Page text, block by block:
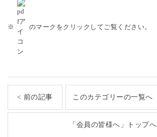
※ のマークをクリックしてご覧ください。
< 前の記事 このカテゴリーの一覧へ
「会員の皆様へ」トップへ